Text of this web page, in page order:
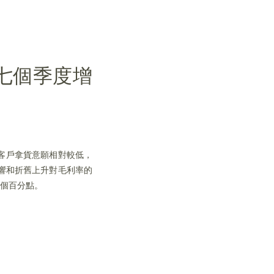
個季度增
拿貨意願相對較低，
和折舊上升對毛利率的
百分點。